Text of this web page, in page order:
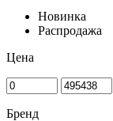
Новинка
Распродажа
Цена
Бренд